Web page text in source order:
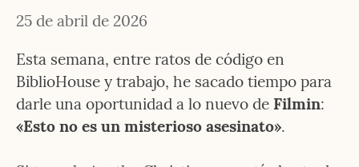
25 de abril de 2026
Esta semana, entre ratos de código en
BiblioHouse y trabajo, he sacado tiempo para
darle una oportunidad a lo nuevo de Filmin
«Esto no es un misterioso asesinato».